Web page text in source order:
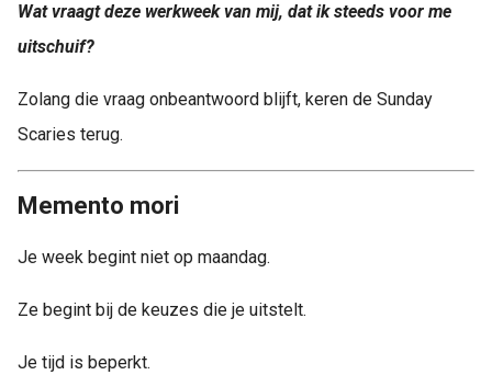
Wat vraagt deze werkweek van mij, dat ik steeds voor me
uitschuif?
Zolang die vraag onbeantwoord blijft, keren de Sunday
Scaries terug.
Memento mori
Je week begint niet op maandag.
Ze begint bij de keuzes die je uitstelt.
Je tijd is beperkt.